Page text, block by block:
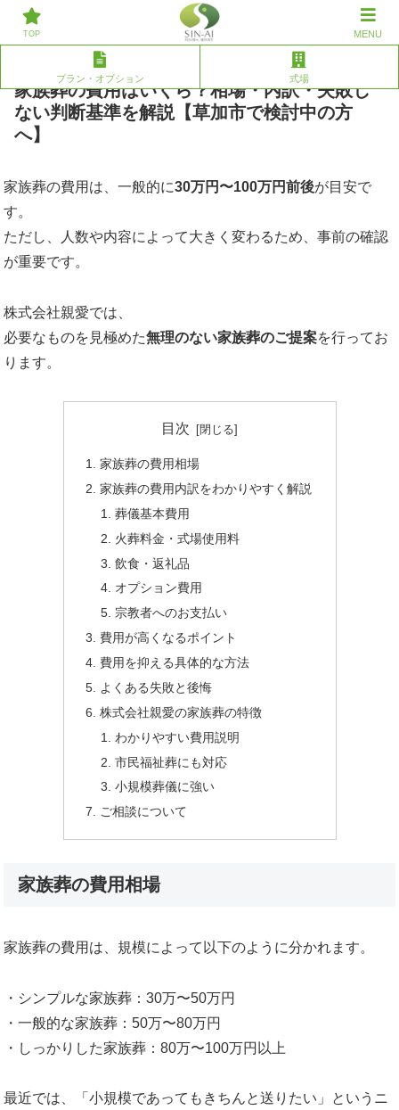
草加/川口での葬儀、家族葬なら株式会社親愛へ。その他エリアのご相談
にも対応いたします。
家族葬の費用はいくら？相場・内訳・失敗し
ない判断基準を解説【草加市で検討中の方
へ】
家族葬の費用は、一般的に30万円〜100万円前後が目安で
す。
ただし、人数や内容によって大きく変わるため、事前の確認
が重要です。
株式会社親愛では、
必要なものを見極めた無理のない家族葬のご提案を行ってお
ります。
目次
家族葬の費用相場
家族葬の費用内訳をわかりやすく解説
葬儀基本費用
火葬料金・式場使用料
飲食・返礼品
オプション費用
宗教者へのお支払い
費用が高くなるポイント
費用を抑える具体的な方法
よくある失敗と後悔
株式会社親愛の家族葬の特徴
わかりやすい費用説明
市民福祉葬にも対応
小規模葬儀に強い
ご相談について
家族葬の費用相場
家族葬の費用は、規模によって以下のように分かれます。
・シンプルな家族葬：30万〜50万円
・一般的な家族葬：50万〜80万円
・しっかりした家族葬：80万〜100万円以上
最近では、「小規模であってもきちんと送りたい」というニ
TOP MENU
プラン・オプション 式場